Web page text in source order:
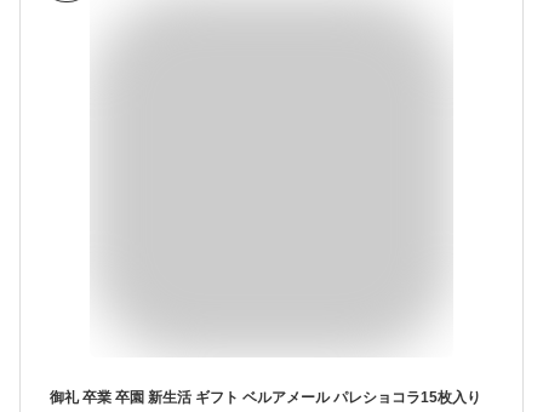
御礼 卒業 卒園 新生活 ギフト ベルアメール パレショコラ15枚入り